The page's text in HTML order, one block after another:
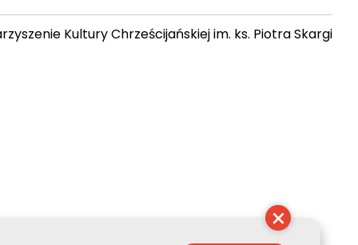
Kultury Chrześcijańskiej im. ks. Piotra Skargi
×